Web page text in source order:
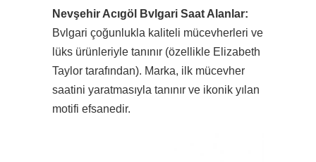
Nevşehir Acıgöl Bvlgari Saat Alanlar:
Bvlgari çoğunlukla kaliteli mücevherleri ve
lüks ürünleriyle tanınır (özellikle Elizabeth
Taylor tarafından). Marka, ilk mücevher
saatini yaratmasıyla tanınır ve ikonik yılan
motifi efsanedir.